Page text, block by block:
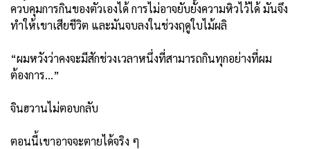
ควบคุมการกินของตัวเองได้ การไม่อาจยับยั้งความหิวไว้ได้ มันจึง
ทำให้เขาเสียชีวิต และมันจบลงในช่วงฤดูใบไม้ผลิ
“ผมหวังว่าคงจะมีสักช่วงเวลาหนึ่งที่สามารถกินทุกอย่างที่ผม
ต้องการ…”
จินฮวานไม่ตอบกลับ
ตอนนี้เขาอาจจะตายได้จริง ๆ